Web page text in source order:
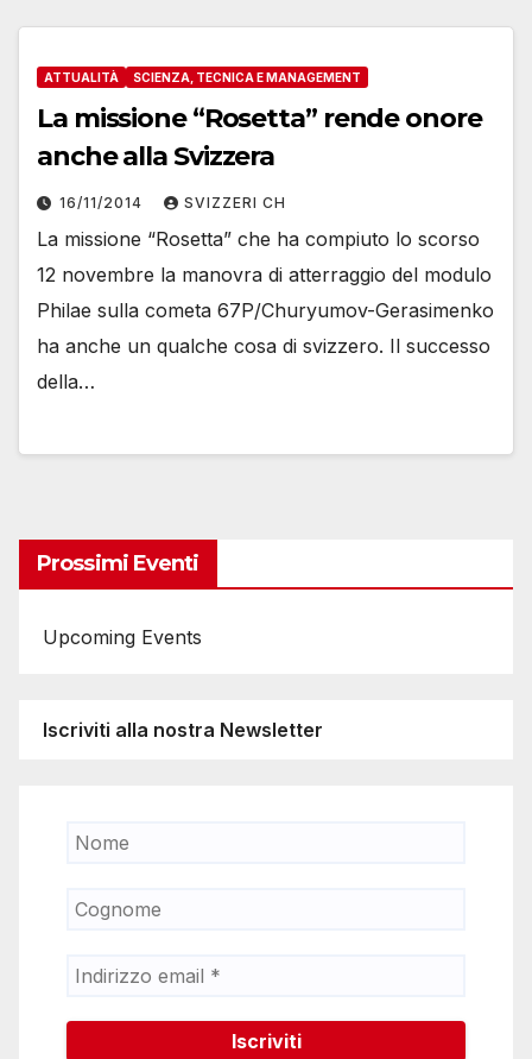
ATTUALITÀ SCIENZA, TECNICA E MANAGEMENT
La missione “Rosetta” rende onore
anche alla Svizzera
16/11/2014 SVIZZERI CH
La missione “Rosetta” che ha compiuto lo scorso
12 novembre la manovra di atterraggio del modulo
Philae sulla cometa 67P/Churyumov-Gerasimenko
ha anche un qualche cosa di svizzero. Il successo
della…
Prossimi Eventi
Upcoming Events
Iscriviti alla nostra Newsletter